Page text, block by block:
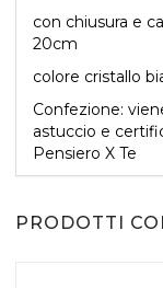
con chiusura e
20cm
colore cristallo
Confezione:
astuccio e
Pensiero X Te
PRODOTTI